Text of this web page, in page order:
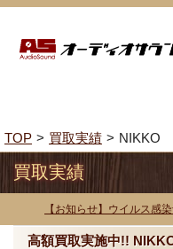
TOP 買取実績 NIKKO
買取実績
【お知らせ】ウイルス感
高額買取実施中!!